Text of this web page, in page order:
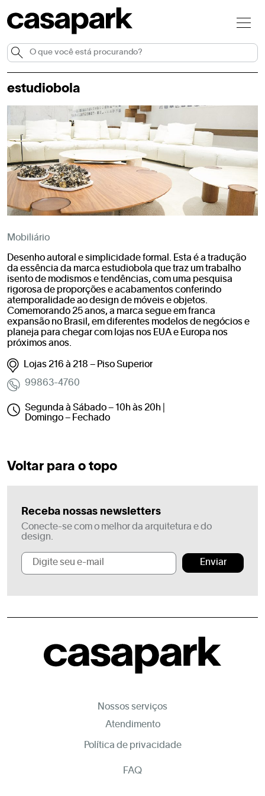
estudiobola
Mobiliário
Desenho autoral e simplicidade formal. Esta é a tradução
da essência da marca estudiobola que traz um trabalho
isento de modismos e tendências, com uma pesquisa
rigorosa de proporções e acabamentos conferindo
atemporalidade ao design de móveis e objetos.
Comemorando 25 anos, a marca segue em franca
expansão no Brasil, em diferentes modelos de negócios e
planeja para chegar com lojas nos EUA e Europa nos
próximos anos.
Lojas 216 à 218 – Piso Superior
99863-4760
Segunda à Sábado – 10h às 20h |
Domingo – Fechado
Voltar para o topo
Receba nossas newsletters
Conecte-se com o melhor da arquitetura e do
design.
Enviar
Nossos serviços
Atendimento
Política de privacidade
FAQ